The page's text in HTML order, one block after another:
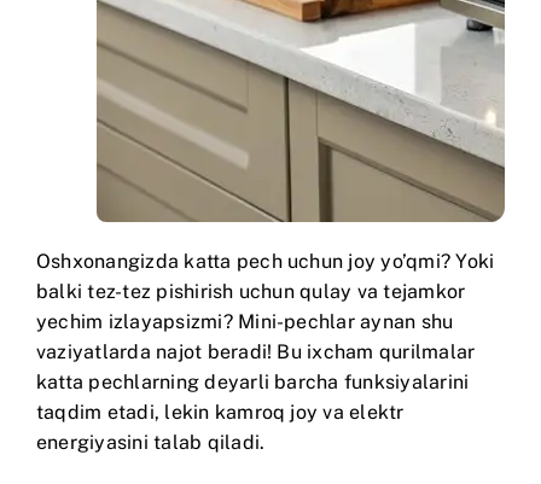
Oshxonangizda katta pech uchun joy yo’qmi? Yoki
balki tez-tez pishirish uchun qulay va tejamkor
yechim izlayapsizmi? Mini-pechlar aynan shu
vaziyatlarda najot beradi! Bu ixcham qurilmalar
katta pechlarning deyarli barcha funksiyalarini
taqdim etadi, lekin kamroq joy va elektr
energiyasini talab qiladi.